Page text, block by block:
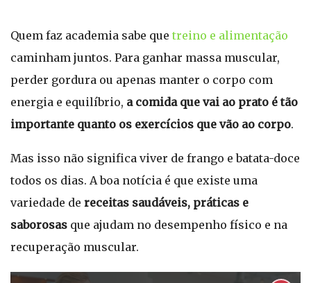
Quem faz academia sabe que treino e alimentação
caminham juntos. Para ganhar massa muscular,
perder gordura ou apenas manter o corpo com
energia e equilíbrio, a comida que vai ao prato é tão
importante quanto os exercícios que vão ao corpo.
Mas isso não significa viver de frango e batata-doce
todos os dias. A boa notícia é que existe uma
variedade de receitas saudáveis, práticas e
saborosas que ajudam no desempenho físico e na
recuperação muscular.